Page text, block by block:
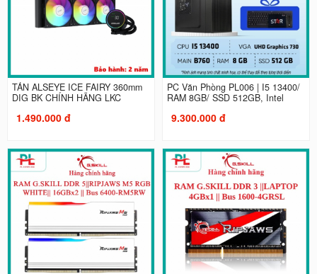
TẢN ALSEYE ICE FAIRY 360mm
DIG BK CHÍNH HÃNG LKC
1.490.000 đ
PC Văn Phòng PL006 | I5 13400/
RAM 8GB/ SSD 512GB, Intel
9.300.000 đ